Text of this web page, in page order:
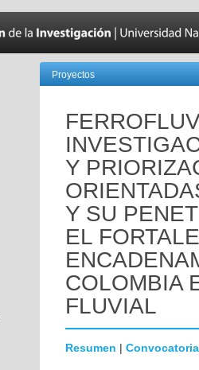
Proyectos
Y
Y SU
EL
COLOMBIA
FLUVIAL
Resumen | Convocatoria